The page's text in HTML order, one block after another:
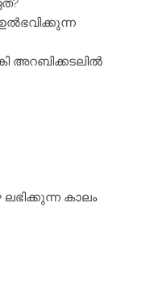
അറബിക്കടലിൽ
കാലം